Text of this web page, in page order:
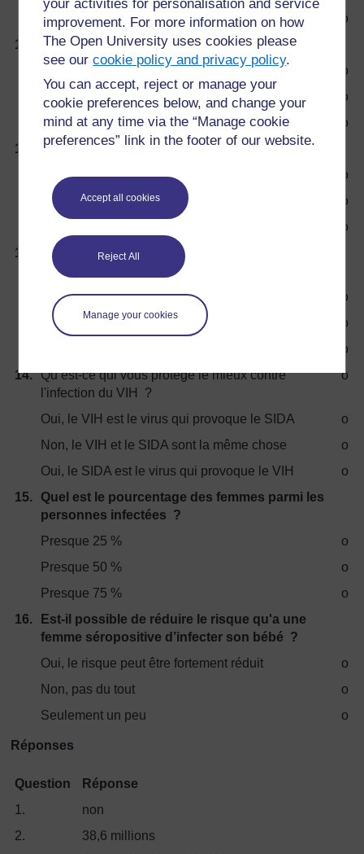
your activities for personalisation and service
improvement. For more information on how
The Open University uses cookies please
see ourcookie policy and privacy policy.
You can accept, reject or manage your
cookie preferences below, and change your
mind at any time via the “Manage cookie
preferences” link in the footer of our website.
Accept all cookies
Reject All
Manage your cookies
Maladie standard thérapeutique
o
11.
Est-ce qu’il y a un traitement pour le SIDA ?
o
o
Seulement sur ordonnance du médecin
o
12.
Quand a lieu la Journée Mondiale du SIDA ?
Le 1er janvier
o
Le 1er décembre
o
o
13.
Dans le monde entier, quelle est la plage d’âges
la plus touchée par le VIH ?
0 à 14 ans
o
15 à 24 ans
o
o
14. Qu’est-ce qui vous protège le mieux contre
l'infection du VIH ?
o
Oui, le VIH est le virus qui provoque le SIDA
o
Non, le VIH et le SIDA sont la même chose
o
Oui, le SIDA est le virus qui provoque le VIH
o
15.
Quel est le pourcentage des femmes parmi les
personnes infectées ?
Presque 25 %
o
Presque 50 %
o
Presque 75 %
o
16.
Est-il possible de réduire le risque qu'a une
femme séropositive d’infecter son bébé ?
Oui, le risque peut être fortement réduit
o
Non, pas du tout
o
Seulement un peu
o
Réponses
Question
Réponse
1.
non
2.
38,6 millions